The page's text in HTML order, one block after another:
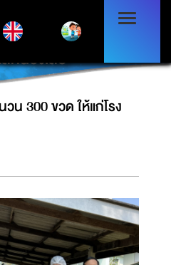
น 300 ขวด ให้แก่โรง
หนองเสือ
300 ขวด ให้แก่โรง